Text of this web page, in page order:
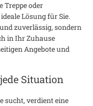
Treppe oder
Lösung für Sie.
zuverlässig, sondern
in Ihr Zuhause
Angebote und
Situation
sucht, verdient eine